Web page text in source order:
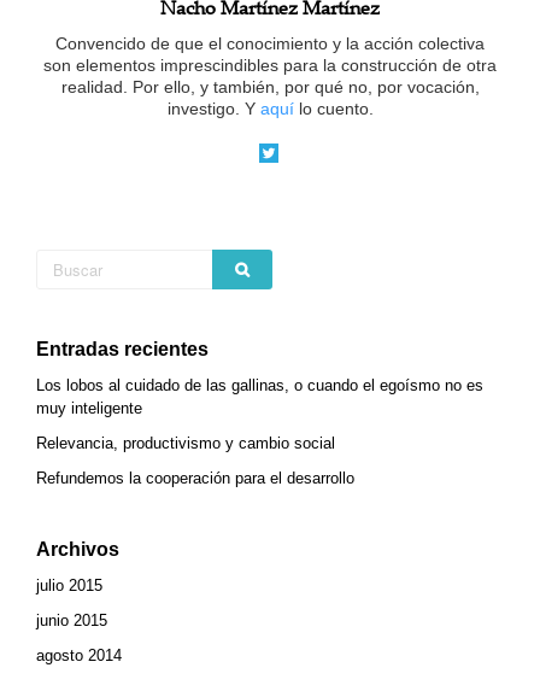
Nacho Martínez Martínez
Convencido de que el conocimiento y la acción colectiva
son elementos imprescindibles para la construcción de otra
realidad. Por ello, y también, por qué no, por vocación,
investigo. Y aquílo cuento.
Entradas recientes
Los lobos al cuidado de las gallinas, o cuando el egoísmo no es
muy inteligente
Relevancia, productivismo y cambio social
Refundemos la cooperación para el desarrollo
Archivos
julio 2015
junio 2015
agosto 2014